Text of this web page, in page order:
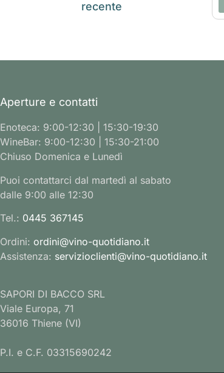
recente
Aperture e contatti
Enoteca: 9:00-12:30 | 15:30-19:30
WineBar: 9:00-12:30 | 15:30-21:00
Chiuso Domenica e Lunedì
Puoi contattarci dal martedì al sabato
dalle 9:00 alle 12:30
Tel.: 0445 367145
Ordini: ordini@vino-quotidiano.it
Assistenza: servizioclienti@vino-quotidiano.it
SAPORI DI BACCO SRL
Viale Europa, 71
36016 Thiene (VI)
P.I. e C.F. 03315690242